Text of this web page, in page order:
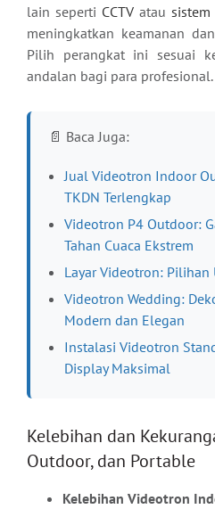
lain seperti CCTV atau
meningkatkan keamanan
Pilih perangkat ini sesuai
andalan bagi para profesional.
📄 Baca Juga:
Jual Videotron Indoor
TKDN Terlengkap
Videotron P4 Outdoor:
Tahan Cuaca Ekstrem
Layar Videotron:
Videotron Wedding:
Modern dan Elegan
Instalasi Videotron
Display Maksimal
Kelebihan dan
Outdoor, dan Portable
Kelebihan Videotron